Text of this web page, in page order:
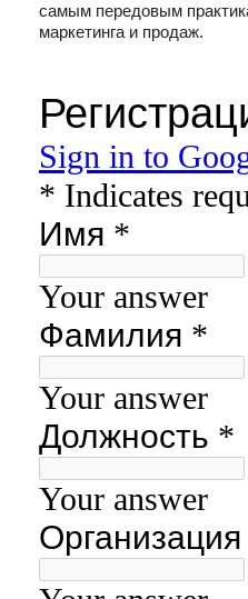
самым передовым
маркетинга и продаж.